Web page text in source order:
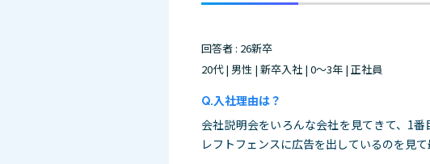
回答者 : 26新卒
20代 | 男性 | 新卒入社 | 0～3年 | 正社員
入社理由は？
会社説明会をいろんな会社を見てきて、1
レフトフェンスに広告を出しているのを見て